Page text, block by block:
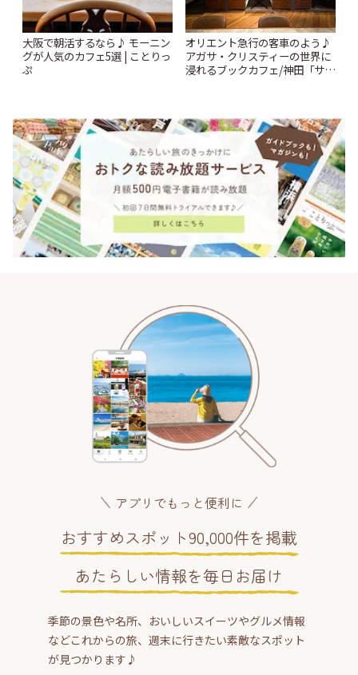
大阪で朝活するなら♪ モーニン
グが人気のカフェ5選 | ことりっ
ぷ
オリエント急行の客車のよう♪
アガサ・クリスティーの世界に
浸れるブックカフェ/神田「サロ
アプリでもっと便利に
おすすめスポット90,000件を掲載
あたらしい情報を毎日お届け
季節の景色や名所、おいしいスイーツやグルメ情報
などこれからの旅、週末に行きたい素敵なスポット
が見つかります♪